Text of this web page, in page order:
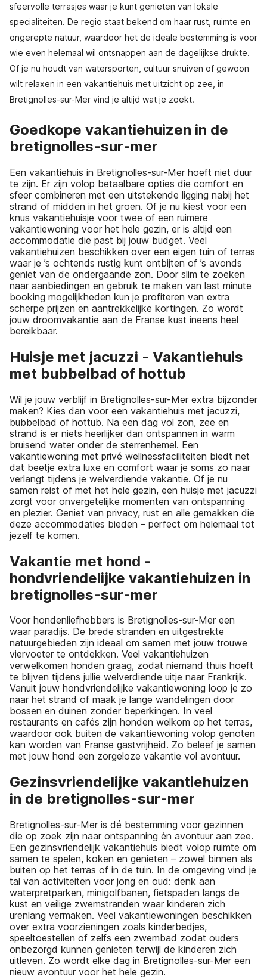
sfeervolle terrasjes waar je kunt genieten van lokale
specialiteiten. De regio staat bekend om haar rust, ruimte en
ongerepte natuur, waardoor het de ideale bestemming is voor
wie even helemaal wil ontsnappen aan de dagelijkse drukte.
Of je nu houdt van watersporten, cultuur snuiven of gewoon
wilt relaxen in een vakantiehuis met uitzicht op zee, in
Bretignolles-sur-Mer vind je altijd wat je zoekt.
Goedkope vakantiehuizen in de
bretignolles-sur-mer
Een vakantiehuis in Bretignolles-sur-Mer hoeft niet duur
te zijn. Er zijn volop betaalbare opties die comfort en
sfeer combineren met een uitstekende ligging nabij het
strand of midden in het groen. Of je nu kiest voor een
knus vakantiehuisje voor twee of een ruimere
vakantiewoning voor het hele gezin, er is altijd een
accommodatie die past bij jouw budget. Veel
vakantiehuizen beschikken over een eigen tuin of terras
waar je ’s ochtends rustig kunt ontbijten of ’s avonds
geniet van de ondergaande zon. Door slim te zoeken
naar aanbiedingen en gebruik te maken van last minute
booking mogelijkheden kun je profiteren van extra
scherpe prijzen en aantrekkelijke kortingen. Zo wordt
jouw droomvakantie aan de Franse kust ineens heel
bereikbaar.
Huisje met jacuzzi - Vakantiehuis
met bubbelbad of hottub
Wil je jouw verblijf in Bretignolles-sur-Mer extra bijzonder
maken? Kies dan voor een vakantiehuis met jacuzzi,
bubbelbad of hottub. Na een dag vol zon, zee en
strand is er niets heerlijker dan ontspannen in warm
bruisend water onder de sterrenhemel. Een
vakantiewoning met privé wellnessfaciliteiten biedt net
dat beetje extra luxe en comfort waar je soms zo naar
verlangt tijdens je welverdiende vakantie. Of je nu
samen reist of met het hele gezin, een huisje met jacuzzi
zorgt voor onvergetelijke momenten van ontspanning
en plezier. Geniet van privacy, rust en alle gemakken die
deze accommodaties bieden – perfect om helemaal tot
jezelf te komen.
Vakantie met hond -
hondvriendelijke vakantiehuizen in
bretignolles-sur-mer
Voor hondenliefhebbers is Bretignolles-sur-Mer een
waar paradijs. De brede stranden en uitgestrekte
natuurgebieden zijn ideaal om samen met jouw trouwe
viervoeter te ontdekken. Veel vakantiehuizen
verwelkomen honden graag, zodat niemand thuis hoeft
te blijven tijdens jullie welverdiende uitje naar Frankrijk.
Vanuit jouw hondvriendelijke vakantiewoning loop je zo
naar het strand of maak je lange wandelingen door
bossen en duinen zonder beperkingen. In veel
restaurants en cafés zijn honden welkom op het terras,
waardoor ook buiten de vakantiewoning volop genoten
kan worden van Franse gastvrijheid. Zo beleef je samen
met jouw hond een zorgeloze vakantie vol avontuur.
Gezinsvriendelijke vakantiehuizen
in de bretignolles-sur-mer
Bretignolles-sur-Mer is dé bestemming voor gezinnen
die op zoek zijn naar ontspanning én avontuur aan zee.
Een gezinsvriendelijk vakantiehuis biedt volop ruimte om
samen te spelen, koken en genieten – zowel binnen als
buiten op het terras of in de tuin. In de omgeving vind je
tal van activiteiten voor jong en oud: denk aan
waterpretparken, minigolfbanen, fietspaden langs de
kust en veilige zwemstranden waar kinderen zich
urenlang vermaken. Veel vakantiewoningen beschikken
over extra voorzieningen zoals kinderbedjes,
speeltoestellen of zelfs een zwembad zodat ouders
onbezorgd kunnen genieten terwijl de kinderen zich
uitleven. Zo wordt elke dag in Bretignolles-sur-Mer een
nieuw avontuur voor het hele gezin.